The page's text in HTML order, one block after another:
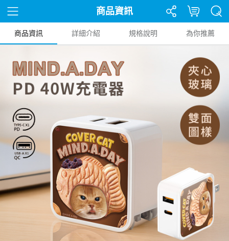
商品資訊
商品資訊 詳細介紹 規格說明 為你推薦